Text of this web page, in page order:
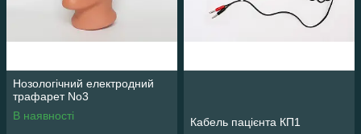
Нозологічний електродний
трафарет No3
В наявності
Кабель пацієнта КП1